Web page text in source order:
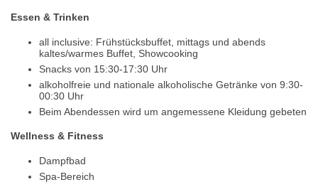
Essen & Trinken
all inclusive: Frühstücksbuffet, mittags und abends
kaltes/warmes Buffet, Showcooking
Snacks von 15:30-17:30 Uhr
alkoholfreie und nationale alkoholische Getränke von 9:30-
00:30 Uhr
Beim Abendessen wird um angemessene Kleidung gebeten
Wellness & Fitness
Dampfbad
Spa-Bereich